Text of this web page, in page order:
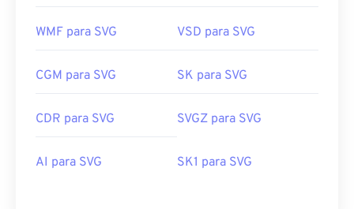
WMF para SVG VSD para SVG
CGM para SVG SK para SVG
CDR para SVG SVGZ para SVG
AI para SVG SK1 para SVG